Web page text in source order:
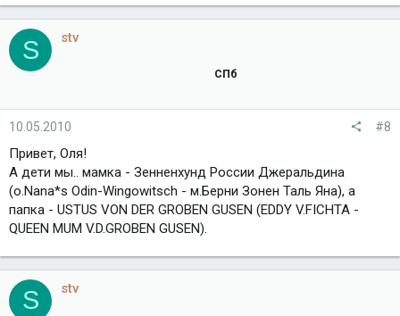
S stv
СПб
10.05.2010 #8
Привет, Оля!
А дети мы.. мамка - Зенненхунд России Джеральдина
(о.Nana*s Odin-Wingowitsch - м.Берни Зонен Таль Яна), а
папка - USTUS VON DER GROBEN GUSEN (EDDY V.FICHTA -
QUEEN MUM V.D.GROBEN GUSEN).
S stv